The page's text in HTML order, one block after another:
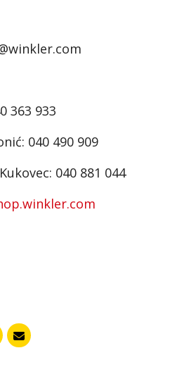
363 933
040 490 909
040 881 044